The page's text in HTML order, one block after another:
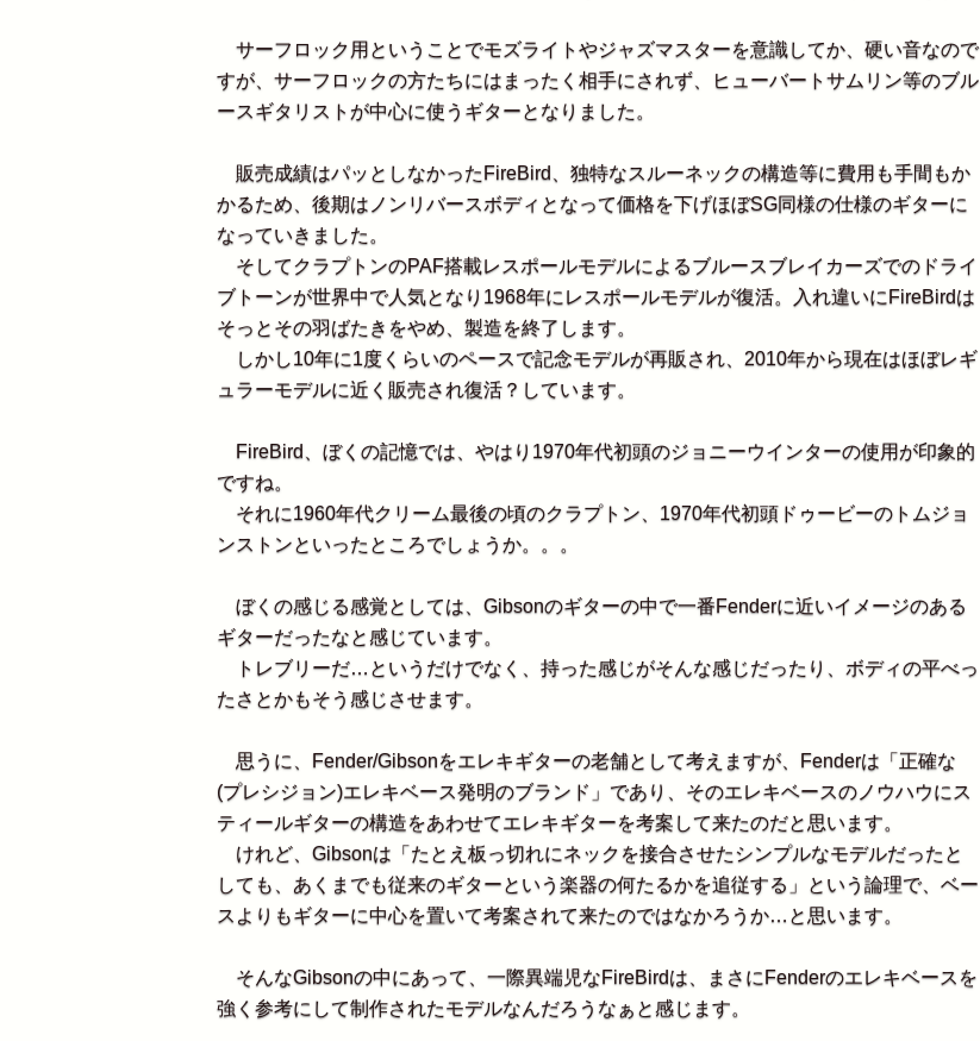
サーフロック用ということでモズライトやジャズマスターを意識してか、硬い音なので
すが、サーフロックの方たちにはまったく相手にされず、ヒューバートサムリン等のブル
ースギタリストが中心に使うギターとなりました。
販売成績はパッとしなかったFireBird、独特なスルーネックの構造等に費用も手間もか
かるため、後期はノンリバースボディとなって価格を下げほぼSG同様の仕様のギターに
なっていきました。
そしてクラプトンのPAF搭載レスポールモデルによるブルースブレイカーズでのドライ
ブトーンが世界中で人気となり1968年にレスポールモデルが復活。入れ違いにFireBirdは
そっとその羽ばたきをやめ、製造を終了します。
しかし10年に1度くらいのペースで記念モデルが再販され、2010年から現在はほぼレギ
ュラーモデルに近く販売され復活？しています。
FireBird、ぼくの記憶では、やはり1970年代初頭のジョニーウインターの使用が印象的
ですね。
それに1960年代クリーム最後の頃のクラプトン、1970年代初頭ドゥービーのトムジョ
ンストンといったところでしょうか。。。
ぼくの感じる感覚としては、Gibsonのギターの中で一番Fenderに近いイメージのある
ギターだったなと感じています。
トレブリーだ…というだけでなく、持った感じがそんな感じだったり、ボディの平べっ
たさとかもそう感じさせます。
思うに、Fender/Gibsonをエレキギターの老舗として考えますが、Fenderは「正確な
(プレシジョン)エレキベース発明のブランド」であり、そのエレキベースのノウハウにス
ティールギターの構造をあわせてエレキギターを考案して来たのだと思います。
けれど、Gibsonは「たとえ板っ切れにネックを接合させたシンプルなモデルだったと
しても、あくまでも従来のギターという楽器の何たるかを追従する」という論理で、ベー
スよりもギターに中心を置いて考案されて来たのではなかろうか…と思います。
そんなGibsonの中にあって、一際異端児なFireBirdは、まさにFenderのエレキベースを
強く参考にして制作されたモデルなんだろうなぁと感じます。